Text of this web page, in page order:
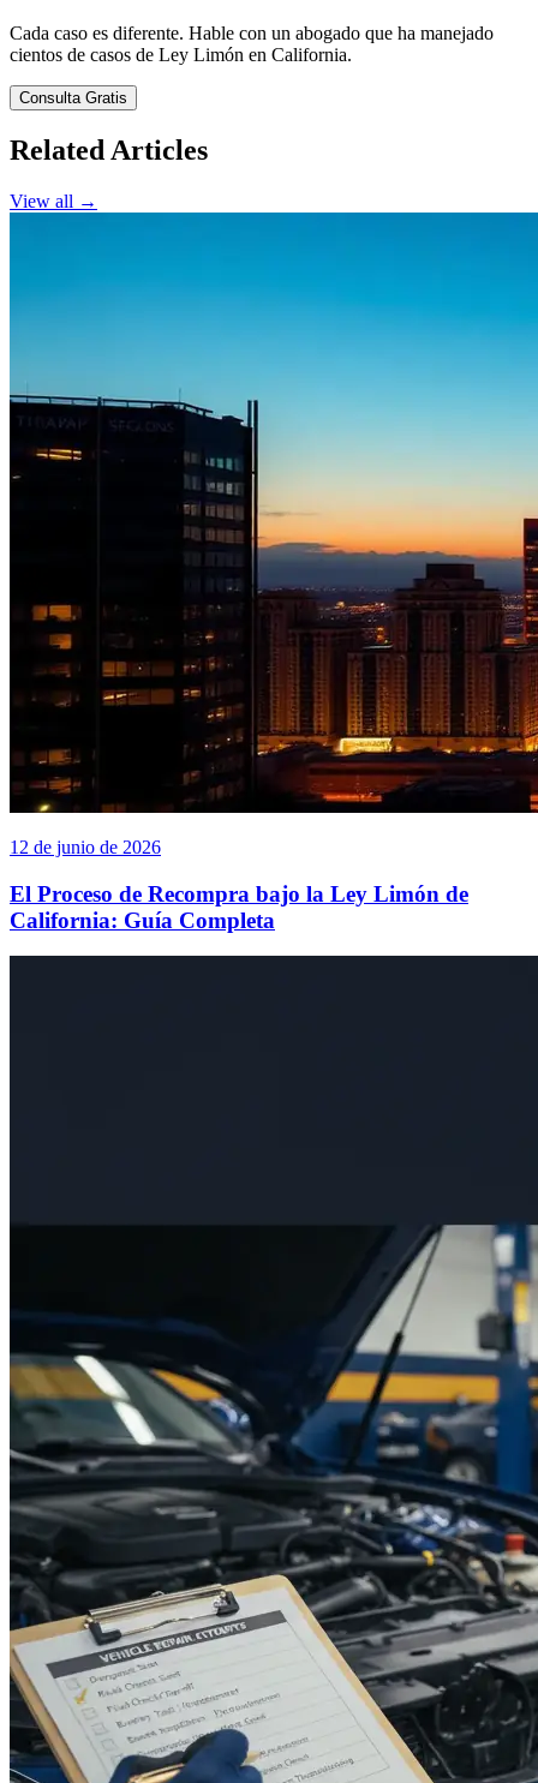
Cada caso es diferente. Hable con un abogado que ha manejado
cientos de casos de Ley Limón en California.
Consulta Gratis
Related Articles
View all →
12 de junio de 2026
El Proceso de Recompra bajo la Ley Limón de
California: Guía Completa